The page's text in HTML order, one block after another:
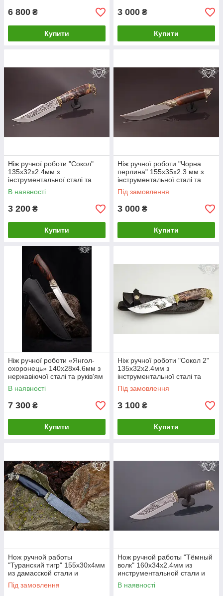
6 800 ₴
Купити
3 000 ₴
Купити
Ніж ручної роботи "Сокол"
135х32х2.4мм з
інструментальної сталі та
колодкою з капа клена
В наявності
3 200 ₴
Купити
Ніж ручної роботи "Чорна
перлина" 155х35х2.3 мм з
інструментальної сталі та
колодкою з горіха
Під замовлення
3 000 ₴
Купити
Ніж ручної роботи «Янгол-
охоронець» 140х28х4.6мм з
нержавіючої сталі та руків'ям
з айронвуду
В наявності
7 300 ₴
Купити
Ніж ручної роботи "Сокол 2"
135х32х2.4мм з
інструментальної сталі та
ручкою з капа клена
Під замовлення
3 100 ₴
Купити
Нож ручной работы
"Туранский тигр" 155х30х4мм
из дамасской стали и
рукоятью из граба
Під замовлення
Нож ручной работы "Тёмный
волк" 160х34х2.4мм из
инструментальной стали и
рукоятью из мореного дуба
В наявності